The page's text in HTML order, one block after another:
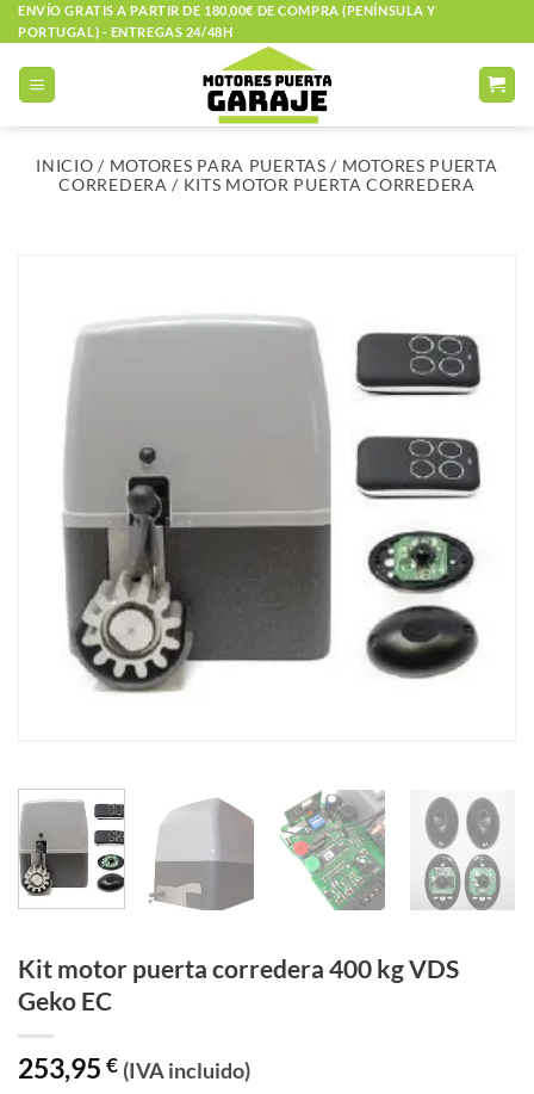
Saltar
al
contenido
ENVÍO GRATIS A PARTIR DE 180,00€ DE COMPRA (PENÍNSULA Y
PORTUGAL) - ENTREGAS 24/48H
INICIO / MOTORES PARA PUERTAS / MOTORES PUERTA
CORREDERA / KITS MOTOR PUERTA CORREDERA
Kit motor puerta corredera 400 kg VDS
Geko EC
253,95 € (IVA incluido)